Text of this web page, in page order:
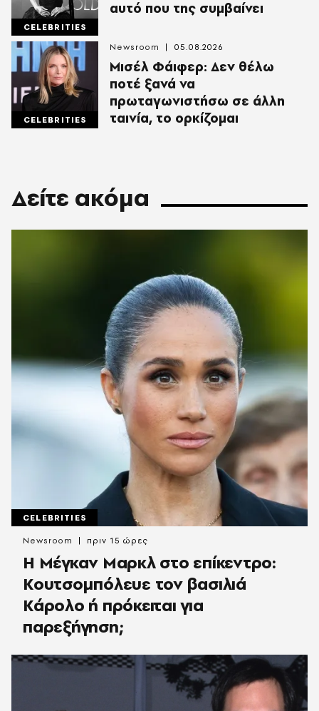
CELEBRITIES
αυτό που της συμβαίνει
CELEBRITIES
Μισέλ Φάιφερ: Δεν θέλω
ποτέ ξανά να
πρωταγωνιστήσω σε άλλη
ταινία, το ορκίζομαι
Newsroom 05.08.2026
Δείτε ακόμα
CELEBRITIES
Η Μέγκαν Μαρκλ στο επίκεντρο:
Κουτσομπόλευε τον βασιλιά
Κάρολο ή πρόκειται για
παρεξήγηση;
Newsroom πριν 15 ώρες